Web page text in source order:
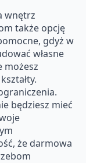
wnętrz
także opcję
gdyż w
własne
możesz
będziesz mieć
że darmowa